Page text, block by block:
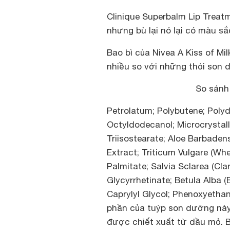
Clinique Superbalm Lip
nhưng bù lại nó lại có màu
Bao bì của Nivea A Kiss of
nhiều so với những thỏi son
So
Petrolatum; Polybutene;
Octyldodecanol;
Triisostearate; Aloe
Extract; Triticum Vulgare
Palmitate; Salvia Sclarea
Glycyrrhetinate; Betula Alba
Caprylyl Glycol;
phần của tuýp son dưỡng
được chiết xuất từ dầu mỏ.